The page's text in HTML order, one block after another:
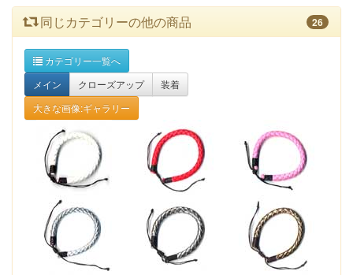
同じカテゴリーの他の商品 26
カテゴリー一覧へ
メイン
クローズアップ
装着
大きな画像:ギャラリー